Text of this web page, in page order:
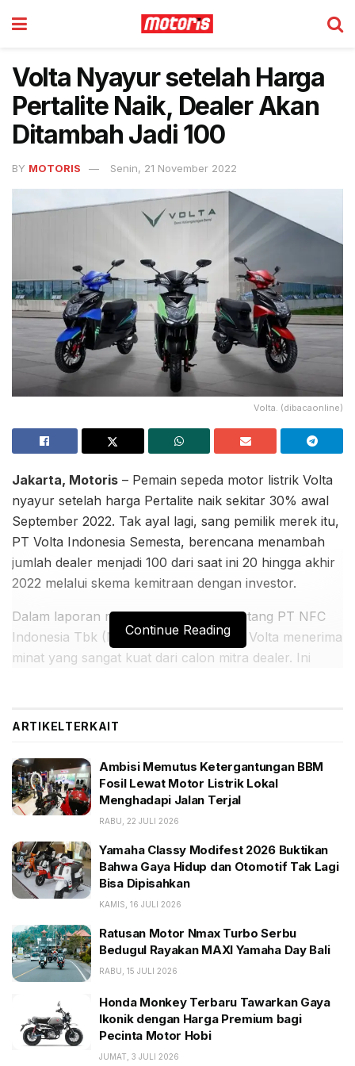
Volta Nyayur setelah Harga
Pertalite Naik, Dealer Akan
Ditambah Jadi 100
BY MOTORIS Senin, 21 November 2022
Volta. (dibacaonline)
Jakarta, Motoris – Pemain sepeda motor listrik Volta
nyayur setelah harga Pertalite naik sekitar 30% awal
September 2022. Tak ayal lagi, sang pemilik merek itu,
PT Volta Indonesia Semesta, berencana menambah
jumlah dealer menjadi 100 dari saat ini 20 hingga akhir
2022 melalui skema kemitraan dengan investor.
Dalam laporan riset BRI Danareksa tentang PT NFC
Indonesia Tbk (NFCX), belum lama ini, Volta menerima
minat yang sangat kuat dari calon mitra dealer. Ini
penjualan.
BACA JUGA:
Ambisi Memutus Ketergantungan BBM Fosil Lewat
Motor Listrik Lokal Menghadapi Jalan Terjal
Yamaha Classy Modifest 2026 Buktikan Bahwa Gaya
Hidup dan Otomotif Tak Lagi Bisa Dipisahkan
Ratusan Motor Nmax Turbo Serbu Bedugul Rayakan
MAXI Yamaha Day Bali
“Dengan tambahan dealer, konsumen akan
dimudahkan dalam membeli motor listrik,” tulos broker
itu, belum lama ini.
Catatan Motoris, PT M Cash Integrasi Tbk (MCAS)
melalui PT Energi Selalu Baru (ESB) memegang 51%
saham Volta Indonesia. M Cash masuk ESB melalui
Continue Reading
ARTIKELTERKAIT
Ambisi Memutus Ketergantungan BBM
Fosil Lewat Motor Listrik Lokal
Menghadapi Jalan Terjal
RABU, 22 JULI 2026
Yamaha Classy Modifest 2026 Buktikan
Bahwa Gaya Hidup dan Otomotif Tak Lagi
Bisa Dipisahkan
KAMIS, 16 JULI 2026
Ratusan Motor Nmax Turbo Serbu
Bedugul Rayakan MAXI Yamaha Day Bali
RABU, 15 JULI 2026
Honda Monkey Terbaru Tawarkan Gaya
Ikonik dengan Harga Premium bagi
Pecinta Motor Hobi
JUMAT, 3 JULI 2026